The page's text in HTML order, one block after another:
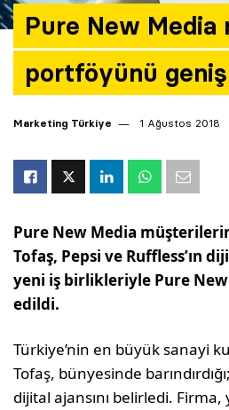
Pure New Media
portföyünü
Marketing Türkiye 1 Ağustos 2018
Pure New Media
Tofaş, Pepsi ve Ruffless’ın
yeni iş birlikleriyle Pure New
edildi.
Türkiye’nin en büyük sanayi
Tofaş, bünyesinde
dijital ajansını belirledi.